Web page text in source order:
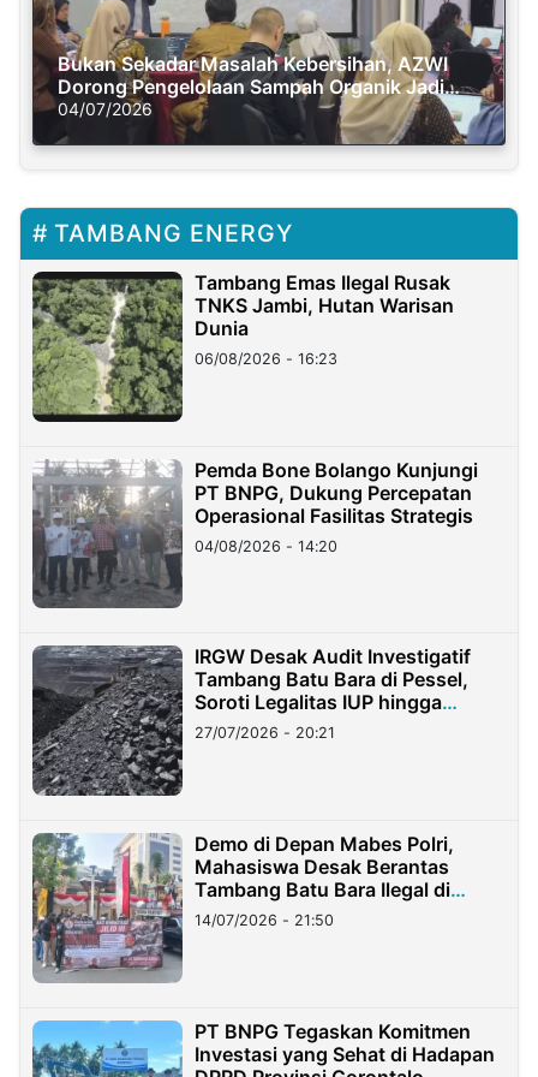
Bukan Sekadar Masalah Kebersihan, AZWI
Dorong Pengelolaan Sampah Organik Jadi
Solusi Krisis Iklim
04/07/2026
TAMBANG ENERGY
Tambang Emas Ilegal Rusak
TNKS Jambi, Hutan Warisan
Dunia
06/08/2026 - 16:23
Pemda Bone Bolango Kunjungi
PT BNPG, Dukung Percepatan
Operasional Fasilitas Strategis
04/08/2026 - 14:20
IRGW Desak Audit Investigatif
Tambang Batu Bara di Pessel,
Soroti Legalitas IUP hingga
Stockpile
27/07/2026 - 20:21
Demo di Depan Mabes Polri,
Mahasiswa Desak Berantas
Tambang Batu Bara Ilegal di
Lampung
14/07/2026 - 21:50
PT BNPG Tegaskan Komitmen
Investasi yang Sehat di Hadapan